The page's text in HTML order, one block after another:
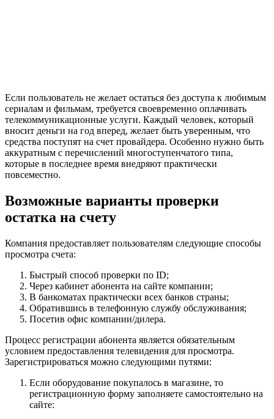
Если пользователь не желает остаться без доступа к любимым
сериалам и фильмам, требуется своевременно оплачивать
телекоммуникационные услуги. Каждый человек, который
вносит деньги на год вперед, желает быть уверенным, что
средства поступят на счет провайдера. Особенно нужно быть
аккуратным с перечислений многоступенчатого типа,
которые в последнее время внедряют практически
повсеместно.
Возможные варианты проверки
остатка на счету
Компания предоставляет пользователям следующие способы
просмотра счета:
Быстрый способ проверки по ID;
Через кабинет абонента на сайте компании;
В банкоматах практически всех банков страны;
Обратившись в телефонную службу обслуживания;
Посетив офис компании/дилера.
Процесс регистрации абонента является обязательным
условием предоставления телевидения для просмотра.
Зарегистрироваться можно следующими путями:
Если оборудование покупалось в магазине, то
регистрационную форму заполняете самостоятельно на
сайте: